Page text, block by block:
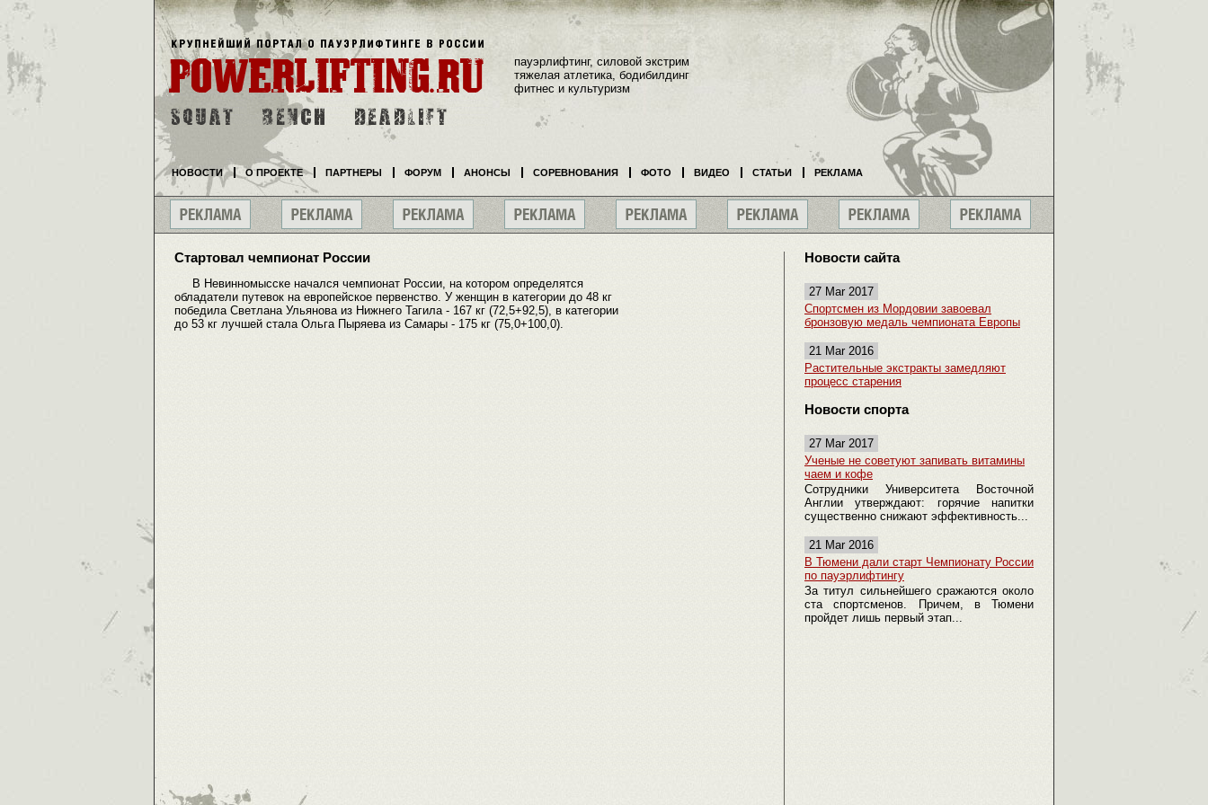
Стартовал чемпионат России
В Невинномысске начался чемпионат России, на котором определятся
обладатели путевок на европейское первенство. У женщин в категории до 48 кг
победила Светлана Ульянова из Нижнего Тагила - 167 кг (72,5+92,5), в категории
до 53 кг лучшей стала Ольга Пыряева из Самары - 175 кг (75,0+100,0).
Новости сайта
27 Mar 2017
Спортсмен из Мордовии завоевал
бронзовую медаль чемпионата Европы
21 Mar 2016
Растительные экстракты замедляют
процесс старения
Новости спорта
27 Mar 2017
Ученые не советуют запивать витамины
чаем и кофе
Сотрудники Университета Восточной
Англии утверждают: горячие напитки
существенно снижают эффективность...
21 Mar 2016
В Тюмени дали старт Чемпионату России
по пауэрлифтингу
За титул сильнейшего сражаются около
ста спортсменов. Причем, в Тюмени
пройдет лишь первый этап...
пауэрлифтинг, силовой экстрим
тяжелая атлетика, бодибилдинг
фитнес и культуризм
НОВОСТИ О ПРОЕКТЕ ПАРТНЕРЫ ФОРУМ АНОНСЫ СОРЕВНОВАНИЯ ФОТО ВИДЕО СТАТЬИ РЕКЛАМА